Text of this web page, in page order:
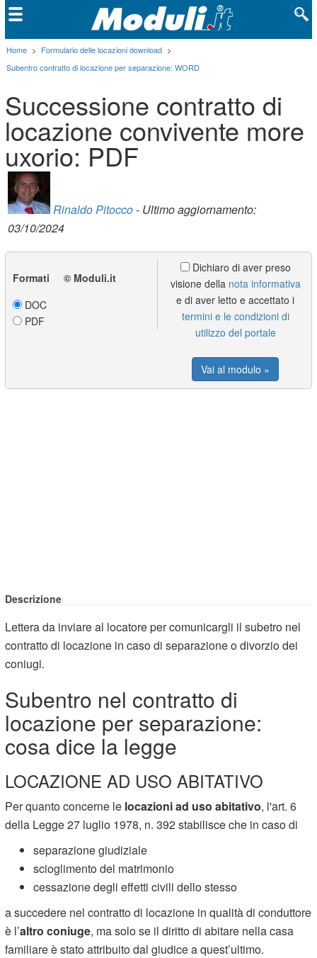
Home > Formulario delle locazioni download >
Subentro contratto di locazione per separazione: WORD
Successione contratto di
locazione convivente more
uxorio: PDF
Rinaldo Pitocco- Ultimo aggiornamento:
03/10/2024
Formati © Moduli.it
DOC
PDF
Dichiaro di aver preso
visione della nota informativa
e di aver letto e accettato i
termini e le condizioni di
utilizzo del portale
Vai al modulo »
Descrizione
Lettera da inviare al locatore per comunicargli il subetro nel
contratto di locazione in caso di separazione o divorzio dei
coniugi.
Subentro nel contratto di
locazione per separazione:
cosa dice la legge
LOCAZIONE AD USO ABITATIVO
Per quanto concerne le locazioni ad uso abitativo, l'art. 6
della Legge 27 luglio 1978, n. 392 stabilisce che in caso di
separazione giudiziale
scioglimento del matrimonio
cessazione degli effetti civili dello stesso
a succedere nel contratto di locazione in qualità di conduttore
è l’altro coniuge, ma solo se il diritto di abitare nella casa
familiare è stato attribuito dal giudice a quest’ultimo.